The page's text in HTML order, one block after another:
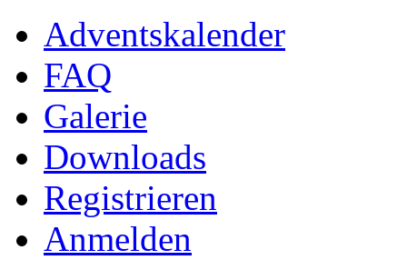
Adventskalender
FAQ
Galerie
Downloads
Registrieren
Anmelden